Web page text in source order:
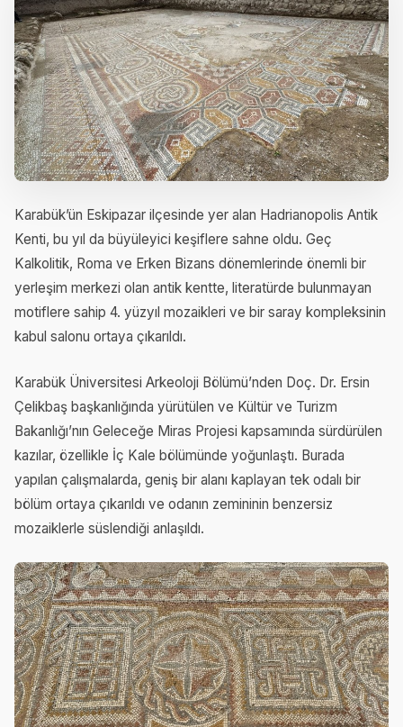
Karabük’ün Eskipazar ilçesinde yer alan Hadrianopolis Antik
Kenti, bu yıl da büyüleyici keşiflere sahne oldu. Geç
Kalkolitik, Roma ve Erken Bizans dönemlerinde önemli bir
yerleşim merkezi olan antik kentte, literatürde bulunmayan
motiflere sahip 4. yüzyıl mozaikleri ve bir saray kompleksinin
kabul salonu ortaya çıkarıldı.
Karabük Üniversitesi Arkeoloji Bölümü’nden Doç. Dr. Ersin
Çelikbaş başkanlığında yürütülen ve Kültür ve Turizm
Bakanlığı’nın Geleceğe Miras Projesi kapsamında sürdürülen
kazılar, özellikle İç Kale bölümünde yoğunlaştı. Burada
yapılan çalışmalarda, geniş bir alanı kaplayan tek odalı bir
bölüm ortaya çıkarıldı ve odanın zemininin benzersiz
mozaiklerle süslendiği anlaşıldı.